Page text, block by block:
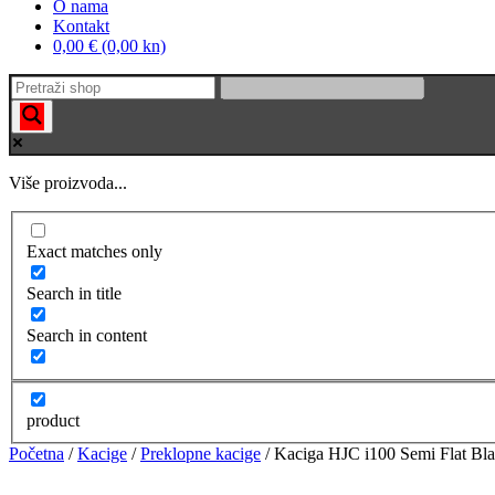
O nama
Kontakt
0,00 € (0,00 kn)
Više proizvoda...
Exact matches only
Search in title
Search in content
product
Početna /Kacige /Preklopne kacige / Kaciga HJC i100 Semi Flat